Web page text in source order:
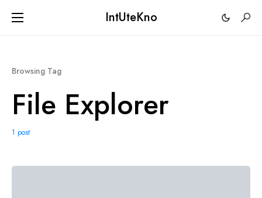
IntUteKno
Browsing Tag
File Explorer
1 post